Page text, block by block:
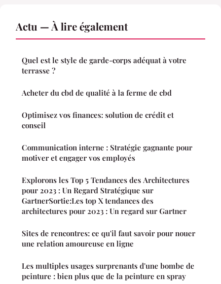
Actu — À lire également
Quel est le style de garde-corps adéquat à votre
terrasse ?
Acheter du cbd de qualité à la ferme de cbd
Optimisez vos finances: solution de crédit et
conseil
Communication interne : Stratégie gagnante pour
motiver et engager vos employés
Explorons les Top 5 Tendances des Architectures
pour 2023 : Un Regard Stratégique sur
GartnerSortie:Les top X tendances des
architectures pour 2023 : Un regard sur Gartner
Sites de rencontres: ce qu'il faut savoir pour nouer
une relation amoureuse en ligne
Les multiples usages surprenants d'une bombe de
peinture : bien plus que de la peinture en spray